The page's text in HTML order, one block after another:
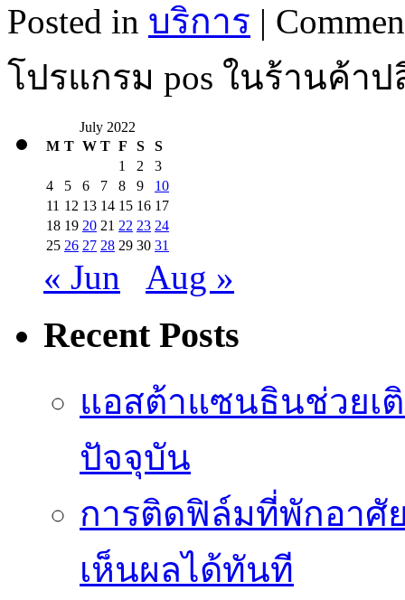
Posted in บริการ |
โปรแกรม pos ในร้านค้าป
July 2022
M T W T F S
S
1
2
3
4
5 6 7 8 9
10
11 12 13 14 15 16 17
18 19 20 21 22 23 24
25 26 27 28 29 30 31
« Jun Aug »
Recent Posts
แอสต้าแซนธินช่วยเ
ปัจจุบัน
การติดฟิล์มที่พักอาศั
เห็นผลได้ทันที